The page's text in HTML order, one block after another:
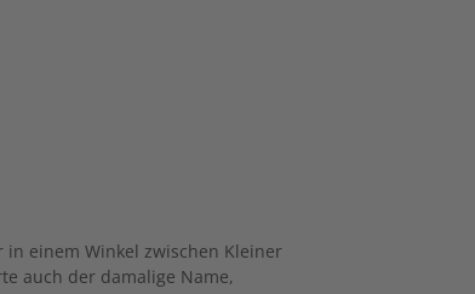
einem Winkel zwischen Kleiner
auch der damalige Name,